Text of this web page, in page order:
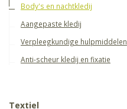
Body's en nachtkledij
Aangepaste kledij
Verpleegkundige hulpmiddelen
Anti-scheur kledij en fixatie
Textiel